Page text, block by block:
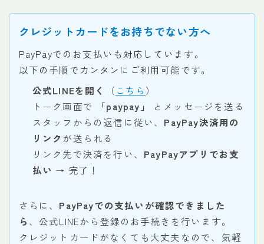
クレジットカードをお持ちでない方へ
PayPayでのお支払いも対応しています。
以下の手順でカンタンにご利用可能です。
公式LINEを開く
（ こちら ）
トーク画面で
「paypay」
とメッセージを送る
スタッフからの返信に従い、 PayPay決済用の
リンク が送られる
リンク先で決済を行い、 PayPayアプリでお支
払い → 完了！
さらに、 PayPayでの支払いが確認できました
ら 、公式LINEから登録のお手続きを行います。
クレジットカードがなくても大丈夫なので、気軽